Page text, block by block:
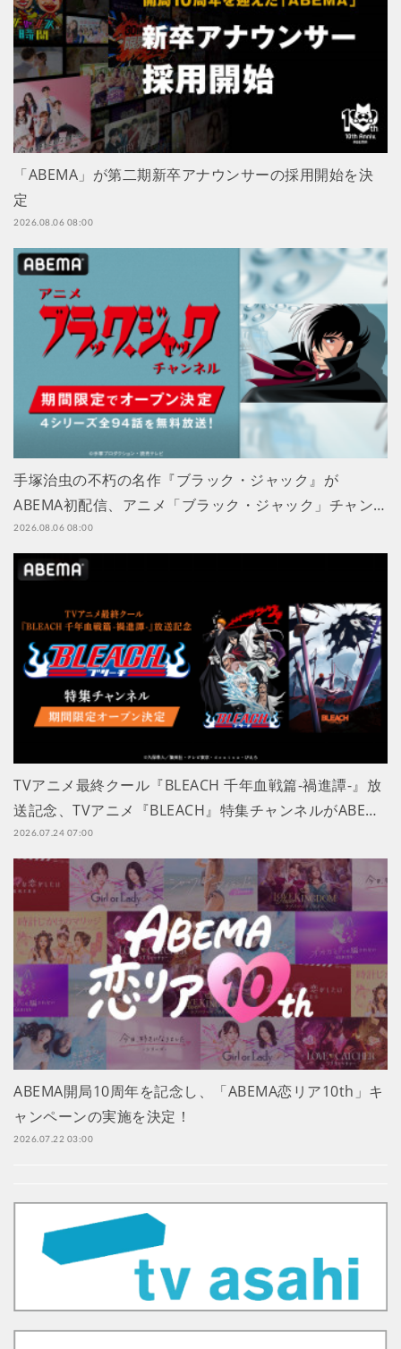
「ABEMA」が第二期新卒アナウンサーの採用開始を決
定
2026.08.06 08:00
手塚治虫の不朽の名作『ブラック・ジャック』が
ABEMA初配信、アニメ「ブラック・ジャック」チャン…
2026.08.06 08:00
TVアニメ最終クール『BLEACH 千年血戦篇-禍進譚-』放
送記念、TVアニメ『BLEACH』特集チャンネルがABE…
2026.07.24 07:00
ABEMA開局10周年を記念し、「ABEMA恋リア10th」キ
ャンペーンの実施を決定！
2026.07.22 03:00